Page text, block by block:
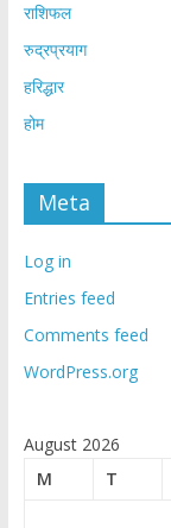
राशिफल
रुद्रप्रयाग
हरिद्धार
होम
Meta
Log in
Entries feed
Comments feed
WordPress.org
August 2026
M
T